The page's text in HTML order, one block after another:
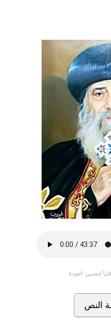
لتحسين الجودة.
النص